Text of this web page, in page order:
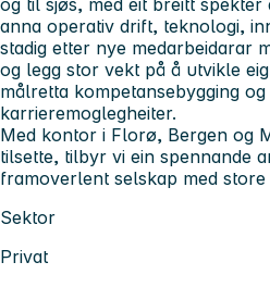
anna operativ drift, teknologi,
stadig etter nye medarbeidarar
og legg stor vekt på å utvikle
målretta kompetansebygging
karrieremoglegheiter.
Med kontor i Florø, Bergen og
tilsette, tilbyr vi ein spennande
framoverlent selskap med
Sektor
Privat